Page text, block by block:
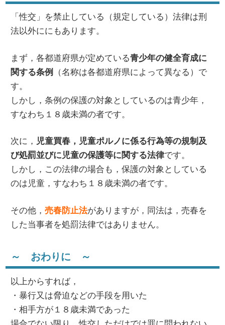
「性交」を禁止している（規定している）法律は刑
法以外ににもあります。
まず，各都道府県が定めている青少年の健全育成に
関する条例 （名称は各都道府県によって異なる）で
す。
しかし，条例の保護の対象としているのは青少年，
すなわち１８歳未満の者です。
次に， 児童買春，児童ポルノに係る行為等の規制及
び処罰並びに児童の保護等に関する法律です。
しかし，この法律の場合も，保護の対象としている
のは児童，すなわち１８歳未満の者です。
その他，売春防止法がありますが，同法は，売春を
した当事者を処罰法律ではありません。
～ おわりに ～
以上からすれば，
・暴行又は脅迫などの手段を用いた
・相手方が１８歳未満であった